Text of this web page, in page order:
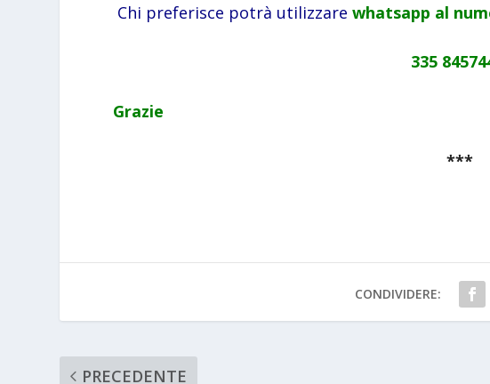
Chi preferisce potrà utilizzare whatsapp al
335
Grazie
***
CONDIVIDERE:
PRECEDENTE